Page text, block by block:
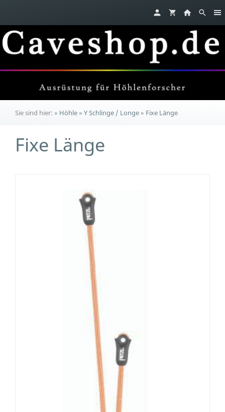
Sie sind hier: » Höhle » Y Schlinge / Longe» Fixe Länge
Fixe Länge